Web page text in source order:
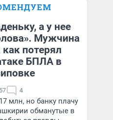
а у нее
Мужчина
как потерял
БПЛА в
4
млн, но банку плачу
обманутые в